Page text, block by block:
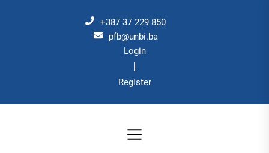
+387 37 229 850
pfb@unbi.ba
Login
|
Register